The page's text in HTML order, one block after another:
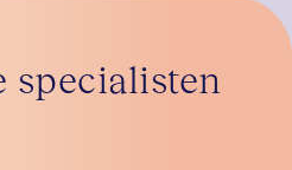
specialisten